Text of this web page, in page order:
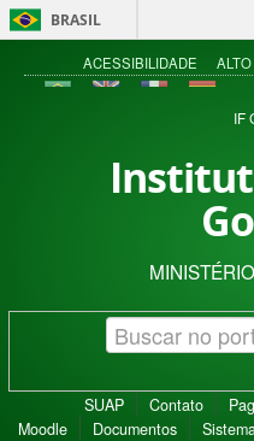
BRASIL
ACESSIBILIDADE
IF
SUAP Contato
Moodle
Documentos